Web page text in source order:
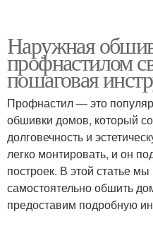
Наружная
профнастилом
пошаговая
Профнастил — это
обшивки домов, который
долговечность и
легко монтировать, и он
построек. В этой статье
самостоятельно обшить
предоставим подробную